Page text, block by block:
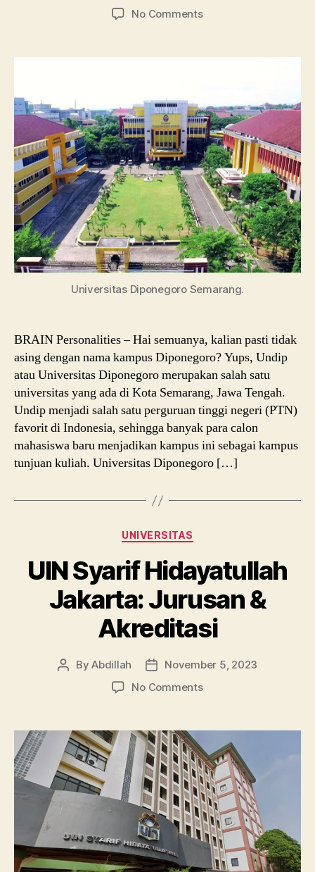
date
No Commentson
Info
dan
Tips
Karir
Universitas Diponegoro Semarang.
BRAIN Personalities – Hai semuanya, kalian pasti tidak
asing dengan nama kampus Diponegoro? Yups, Undip
atau Universitas Diponegoro merupakan salah satu
universitas yang ada di Kota Semarang, Jawa Tengah.
Undip menjadi salah satu perguruan tinggi negeri (PTN)
favorit di Indonesia, sehingga banyak para calon
mahasiswa baru menjadikan kampus ini sebagai kampus
tunjuan kuliah. Universitas Diponegoro […]
Categories
UNIVERSITAS
UIN Syarif Hidayatullah
Jakarta: Jurusan &
Akreditasi
PostByAbdillah
Post
date
November 5, 2023
No Commentson
Hidayatullah
Jakarta:
Jurusan
&
Akreditasi